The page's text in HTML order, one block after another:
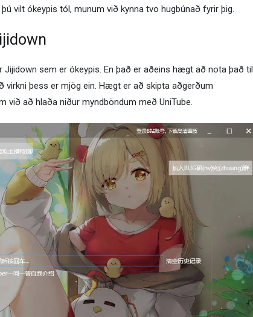
vilt ókeypis tól, munum við kynna tvo hugbúnað fyrir þig.
sem er ókeypis. En það er aðeins hægt að nota það til
virkni þess er mjög ein. Hægt er að skipta aðgerðum
við að hlaða niður myndböndum með UniTube.